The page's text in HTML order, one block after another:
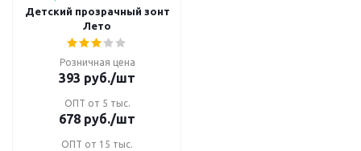
Детский прозрачный зонт
Лето
Розничная цена
393 руб./шт
ОПТ от 5 тыс.
678 руб./шт
ОПТ от 15 тыс.